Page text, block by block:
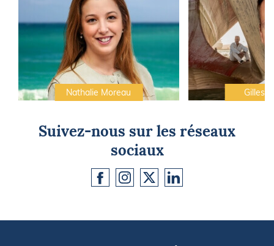
Nathalie Moreau Gilles
Suivez-nous sur les réseaux
sociaux